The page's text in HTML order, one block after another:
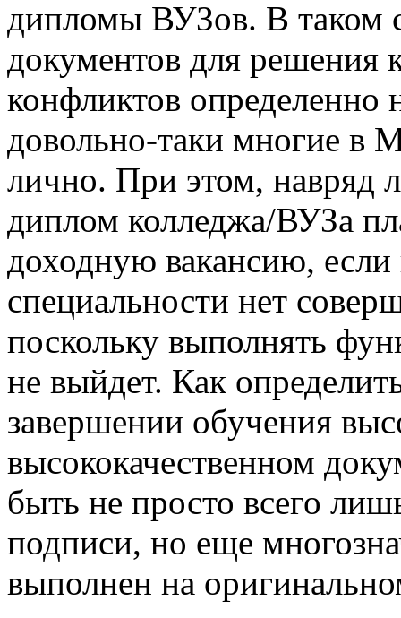
дипломы ВУЗов. В таком
документов для решения
конфликтов определенно
довольно-таки многие в
лично. При этом, навряд
диплом колледжа/ВУЗа
доходную вакансию,
специальности нет
поскольку выполнять
не выйдет. Как
завершении обучения
высококачественном
быть не просто всего
подписи, но еще
выполнен на